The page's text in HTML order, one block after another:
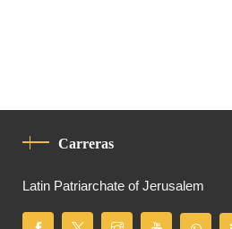
Carreras
Latin Patriarchate of Jerusalem